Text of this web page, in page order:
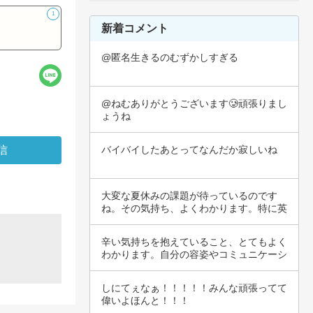
1
新着コメント
@匿名生きるのむずかしすぎる
@ねむありがとうございます🥲頑張りまし
ょうね
バイバイしたあとってなんだか寂しいね
大変な夏休みの課題が待っているのです
ね。その気持ち、よくわかります。特に英
辛い気持ちを抱えていること、とてもよく
わかります。自分の容姿やコミュニケーシ
しにてぇなぁ！！！！！みんな頑張ってて
偉いよほんと！！！